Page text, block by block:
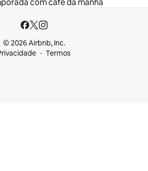
com café da manhã
© 2026 Airbnb, Inc.
Termos